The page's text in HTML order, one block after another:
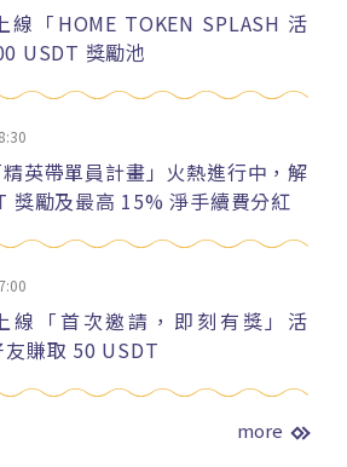
線「HOME TOKEN SPLASH 活
USDT 獎勵池
英帶單員計畫」火熱進行中，解
獎勵及最高 15% 淨手續費分紅
線「首次邀請，即刻有獎」活
賺取 50 USDT
more